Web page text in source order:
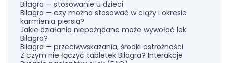
Bilagra — stosowanie u dzieci
Bilagra — czy można stosować w ciąży i okresie
karmienia piersią?
Jakie działania niepożądane może wywołać lek
Bilagra?
Bilagra — przeciwwskazania, środki ostrożności
Z czym nie łączyć tabletek Bilagra? Interakcje